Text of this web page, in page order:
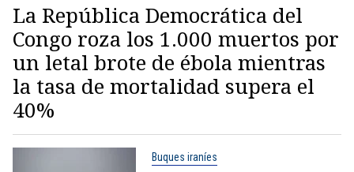
La República Democrática del
Congo roza los 1.000 muertos por
un letal brote de ébola mientras
la tasa de mortalidad supera el
40%
Buques iraníes